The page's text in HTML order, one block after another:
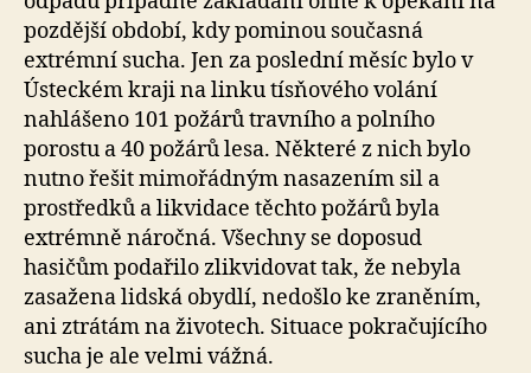
pozdější období, kdy pominou současná
extrémní sucha. Jen za poslední měsíc bylo v
Ústeckém kraji na linku tísňového volání
nahlášeno 101 požárů travního a polního
porostu a 40 požárů lesa. Některé z nich bylo
nutno řešit mimořádným nasazením sil a
prostředků a likvidace těchto požárů byla
extrémně náročná. Všechny se doposud
hasičům podařilo zlikvidovat tak, že nebyla
zasažena lidská obydlí, nedošlo ke zraněním,
ani ztrátám na životech. Situace pokračujícího
sucha je ale velmi vážná.